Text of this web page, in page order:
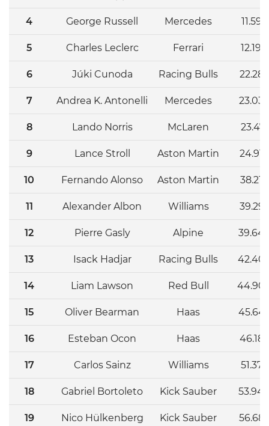
4 George Russell Mercedes
5 Charles Leclerc Ferrari
6 Júki Cunoda Racing Bulls
7 Andrea K. Antonelli Mercedes
8 Lando Norris McLaren
9 Lance Stroll Aston Martin
10 Fernando Alonso Aston Martin
11 Alexander Albon Williams
12 Pierre Gasly Alpine
13 Isack Hadjar Racing Bulls
14 Liam Lawson Red Bull
15 Oliver Bearman Haas
16 Esteban Ocon Haas
17 Carlos Sainz Williams
18 Gabriel Bortoleto Kick Sauber
19 Nico Hülkenberg Kick Sauber